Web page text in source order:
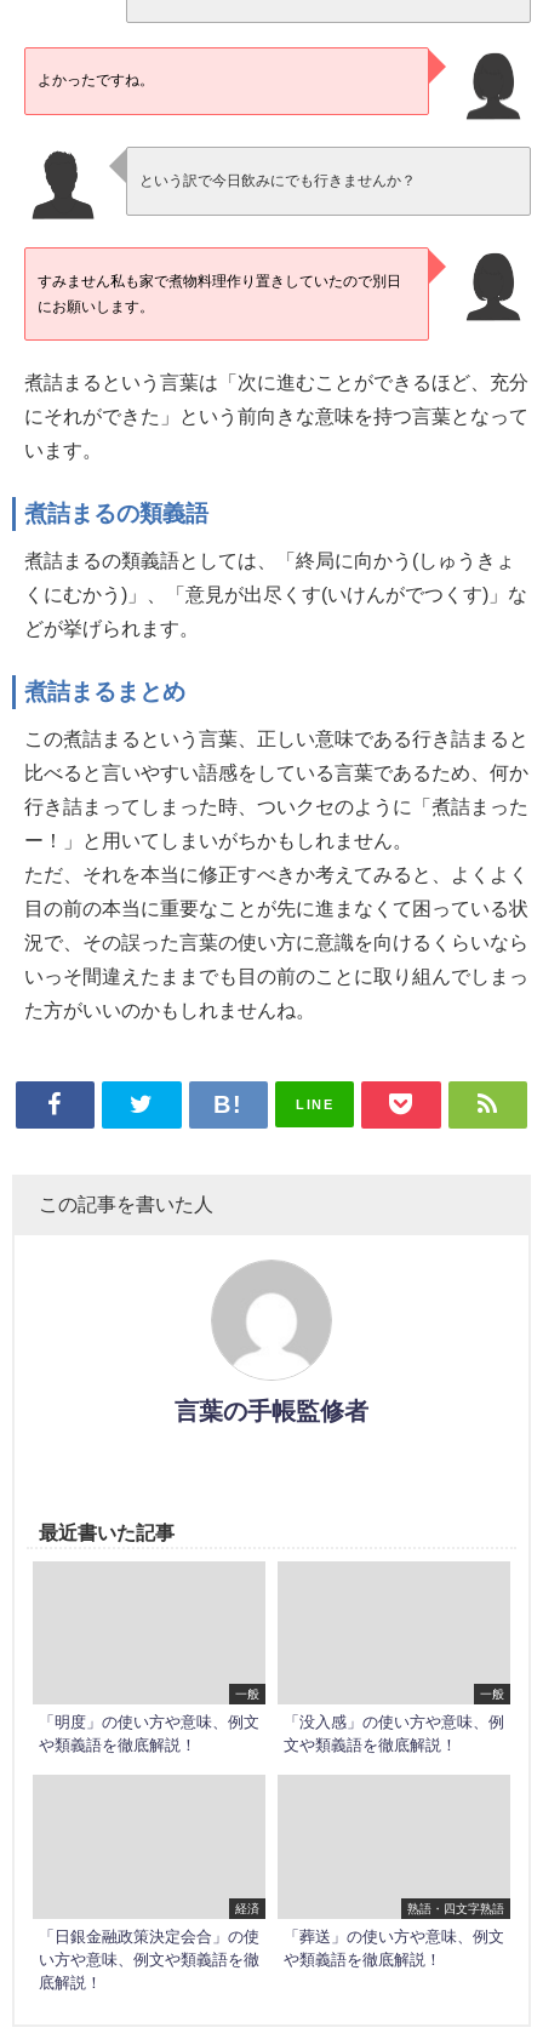
よかったですね。
という訳で今日飲みにでも行きませんか？
すみません私も家で煮物料理作り置きしていたので別日
にお願いします。
煮詰まるという言葉は「次に進むことができるほど、充分
にそれができた」という前向きな意味を持つ言葉となって
います。
煮詰まるの類義語
煮詰まるの類義語としては、「終局に向かう(しゅうきょ
くにむかう)」、「意見が出尽くす(いけんがでつくす)」な
どが挙げられます。
煮詰まるまとめ
この煮詰まるという言葉、正しい意味である行き詰まると
比べると言いやすい語感をしている言葉であるため、何か
行き詰まってしまった時、ついクセのように「煮詰まった
ー！」と用いてしまいがちかもしれません。
ただ、それを本当に修正すべきか考えてみると、よくよく
目の前の本当に重要なことが先に進まなくて困っている状
況で、その誤った言葉の使い方に意識を向けるくらいなら
いっそ間違えたままでも目の前のことに取り組んでしまっ
た方がいいのかもしれませんね。
LINE
この記事を書いた人
言葉の手帳監修者
最近書いた記事
一般
「明度」の使い方や意味、例文
や類義語を徹底解説！
一般
「没入感」の使い方や意味、例
文や類義語を徹底解説！
経済
「日銀金融政策決定会合」の使
い方や意味、例文や類義語を徹
底解説！
熟語・四文字熟語
「葬送」の使い方や意味、例文
や類義語を徹底解説！